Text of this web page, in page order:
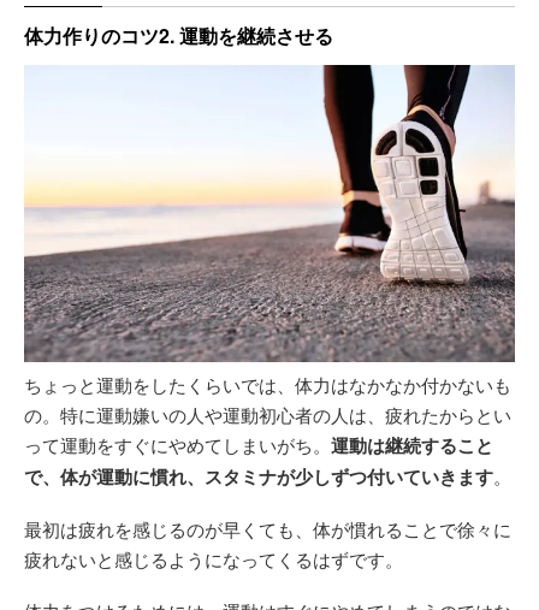
体力作りのコツ2. 運動を継続させる
ちょっと運動をしたくらいでは、体力はなかなか付かないも
の。特に運動嫌いの人や運動初心者の人は、疲れたからとい
って運動をすぐにやめてしまいがち。 運動は継続すること
で、体が運動に慣れ、スタミナが少しずつ付いていきます。
最初は疲れを感じるのが早くても、体が慣れることで徐々に
疲れないと感じるようになってくるはずです。